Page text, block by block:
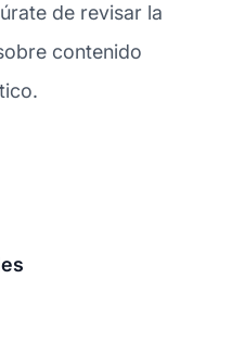
de revisar la
contenido